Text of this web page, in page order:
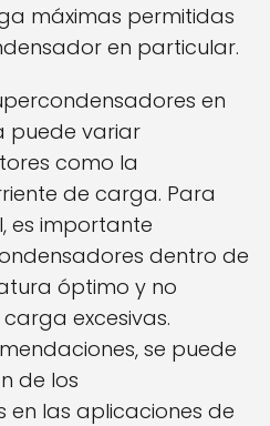
máximas permitidas
en particular.
en
puede variar
como la
de carga. Para
es importante
dentro de
óptimo y no
excesivas.
se puede
de los
en las aplicaciones de